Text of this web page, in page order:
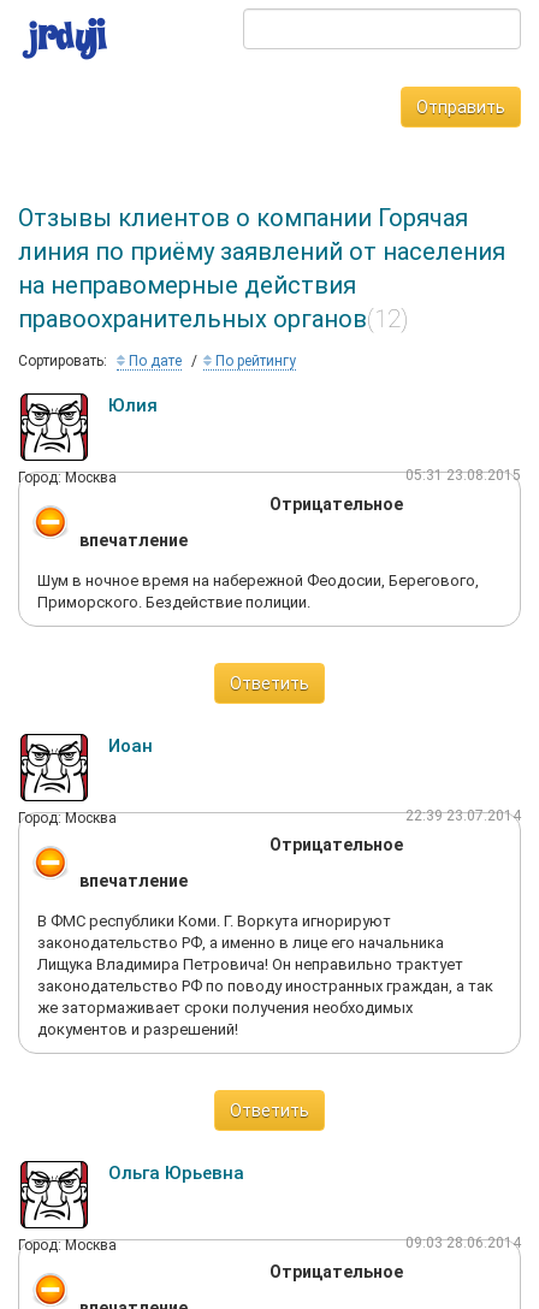
Отправить
Отзывы клиентов о компании Горячая
линия по приёму заявлений от населения
на неправомерные действия
правоохранительных органов(12)
Сортировать: По дате По рейтингу
Юлия
Город: Москва 05:31 23.08.2015
Отрицательное
впечатление
Шум в ночное время на набережной Феодосии, Берегового,
Приморского. Бездействие полиции.
Ответить
Иоан
Город: Москва 22:39 23.07.2014
Отрицательное
впечатление
В ФМС республики Коми. Г. Воркута игнорируют
законодательство РФ, а именно в лице его начальника
Лищука Владимира Петровича! Он неправильно трактует
законодательство РФ по поводу иностранных граждан, а так
же затормаживает сроки получения необходимых
документов и разрешений!
Ответить
Ольга Юрьевна
Город: Москва 09:03 28.06.2014
Отрицательное